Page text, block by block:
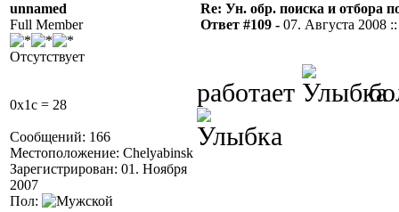
unnamed
Full Member
Отсутствует
0x1c = 28
Сообщений: 166
Местоположение: Chelyabinsk
Зарегистрирован: 01. Ноября
2007
Пол:
Re: Ун. обр. поиска и отбора
Ответ #109 - 07. Августа 2008
работает